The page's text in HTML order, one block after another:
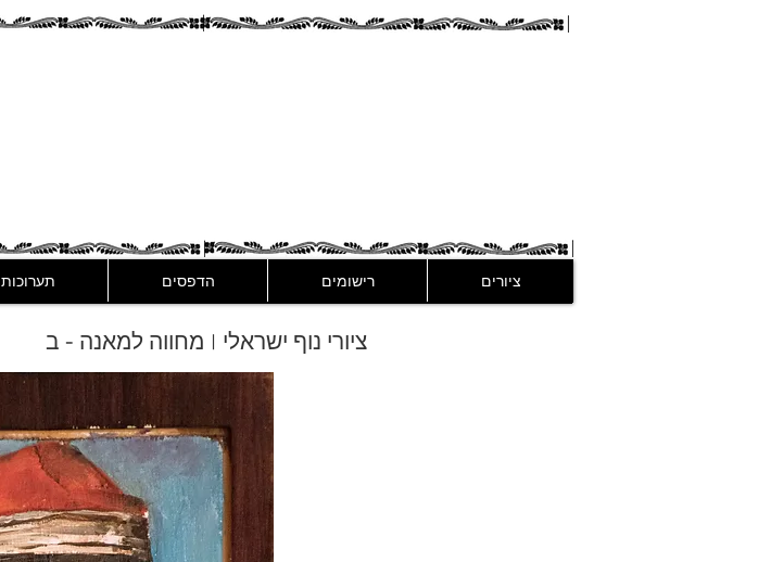
תערוכות הדפסים רישומים ציורים
ציורי נוף ישראלי | מחווה למאנה - ב